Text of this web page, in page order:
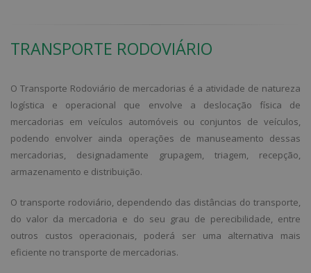
TRANSPORTE RODOVIÁRIO
O Transporte Rodoviário de mercadorias é a atividade de natureza
logística e operacional que envolve a deslocação física de
mercadorias em veículos automóveis ou conjuntos de veículos,
podendo envolver ainda operações de manuseamento dessas
mercadorias, designadamente grupagem, triagem, recepção,
armazenamento e distribuição.
O transporte rodoviário, dependendo das distâncias do transporte,
do valor da mercadoria e do seu grau de perecibilidade, entre
outros custos operacionais, poderá ser uma alternativa mais
eficiente no transporte de mercadorias.